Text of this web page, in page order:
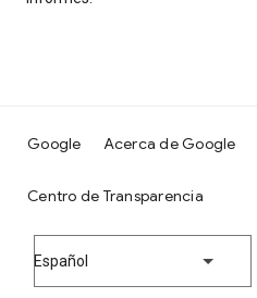
Google Acerca de Google
Centro de Transparencia
Español